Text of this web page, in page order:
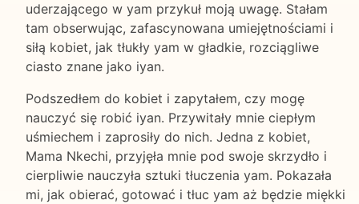
uderzającego w yam przykuł moją uwagę. Stałam
tam obserwując, zafascynowana umiejętnościami i
siłą kobiet, jak tłukły yam w gładkie, rozciągliwe
ciasto znane jako iyan.
Podszedłem do kobiet i zapytałem, czy mogę
nauczyć się robić iyan. Przywitały mnie ciepłym
uśmiechem i zaprosiły do nich. Jedna z kobiet,
Mama Nkechi, przyjęła mnie pod swoje skrzydło i
cierpliwie nauczyła sztuki tłuczenia yam. Pokazała
mi, jak obierać, gotować i tłuc yam aż będzie miękki